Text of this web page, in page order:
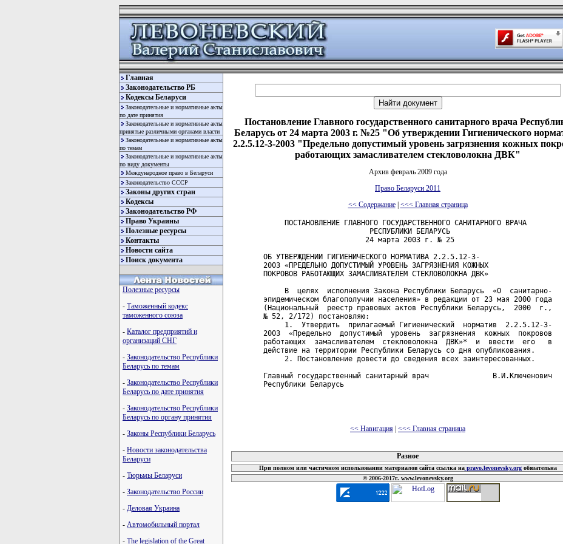
Главная
Законодательство РБ
Кодексы Беларуси
Законодательные и нормативные акты
по дате принятия
Законодательные и нормативные акты
принятые различными органами власти
Законодательные и нормативные акты
по темам
Законодательные и нормативные акты
по виду документы
Международное право в Беларуси
Законодательство СССР
Законы других стран
Кодексы
Законодательство РФ
Право Украины
Полезные ресурсы
Контакты
Новости сайта
Поиск документа
Полезные ресурсы
- Таможенный кодекс
таможенного союза
- Каталог предприятий и
организаций СНГ
- Законодательство Республики
Беларусь по темам
- Законодательство Республики
Беларусь по дате принятия
- Законодательство Республики
Беларусь по органу принятия
- Законы Республики Беларусь
- Новости законодательства
Беларуси
- Тюрьмы Беларуси
- Законодательство России
- Деловая Украина
- Автомобильный портал
- The legislation of the Great
Постановление Главного государственного санитарного врача
Беларусь от 24 марта 2003 г. №25 "Об утверждении Гигиенического
2.2.5.12-3-2003 "Предельно допустимый уровень загрязнения кожных
работающих замасливателем стекловолокна ДВК"
Архив февраль 2009 года
Право Беларуси 2011
<< Содержание| <<< Главная страница
     ПОСТАНОВЛЕНИЕ ГЛАВНОГО ГОСУДАРСТВЕННОГО САНИТАРНОГО ВРАЧА
                         РЕСПУБЛИКИ БЕЛАРУСЬ
                        24 марта 2003 г. № 25
ОБ УТВЕРЖДЕНИИ ГИГИЕНИЧЕСКОГО НОРМАТИВА 2.2.5.12-3-
2003 «ПРЕДЕЛЬНО ДОПУСТИМЫЙ УРОВЕНЬ ЗАГРЯЗНЕНИЯ КОЖНЫХ
ПОКРОВОВ РАБОТАЮЩИХ ЗАМАСЛИВАТЕЛЕМ СТЕКЛОВОЛОКНА ДВК»
     В  целях  исполнения Закона Республики Беларусь  «О  санитарно-
эпидемическом благополучии населения» в редакции от 23 мая 2000 года
(Национальный  реестр правовых актов Республики Беларусь,  2000  г.,
№ 52, 2/172) постановляю:
     1.  Утвердить  прилагаемый Гигиенический  норматив  2.2.5.12-3-
2003  «Предельно  допустимый  уровень  загрязнения  кожных  покровов
работающих  замасливателем  стекловолокна  ДВК»*  и  ввести  его   в
действие на территории Республики Беларусь со дня опубликования.
     2. Постановление довести до сведения всех заинтересованных.
Главный государственный санитарный врач               В.И.Ключенович
Республики Беларусь
<< Навигация <<< Главная страница
Разное
При полном или частичном использовании материалов сайта ссылка наpravo.levonevsky.orgобязательна
© 2006-2017г. www.levonevsky.org